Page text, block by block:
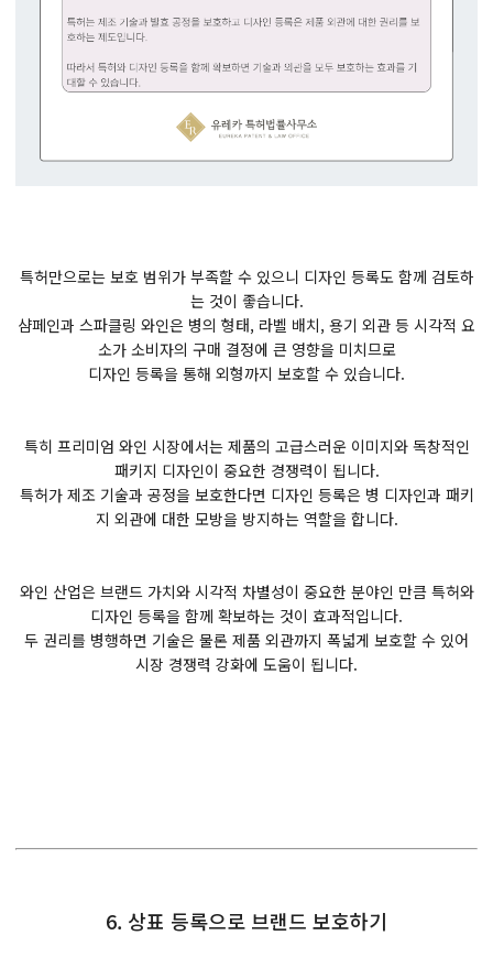
특허만으로는 보호 범위가 부족할 수 있으니 디자인 등록도 함께 검토하
는 것이 좋습니다.
샴페인과 스파클링 와인은 병의 형태, 라벨 배치, 용기 외관 등 시각적 요
소가 소비자의 구매 결정에 큰 영향을 미치므로
디자인 등록을 통해 외형까지 보호할 수 있습니다.
특히 프리미엄 와인 시장에서는 제품의 고급스러운 이미지와 독창적인
패키지 디자인이 중요한 경쟁력이 됩니다.
특허가 제조 기술과 공정을 보호한다면 디자인 등록은 병 디자인과 패키
지 외관에 대한 모방을 방지하는 역할을 합니다.
와인 산업은 브랜드 가치와 시각적 차별성이 중요한 분야인 만큼 특허와
디자인 등록을 함께 확보하는 것이 효과적입니다.
두 권리를 병행하면 기술은 물론 제품 외관까지 폭넓게 보호할 수 있어
시장 경쟁력 강화에 도움이 됩니다.
6. 상표 등록으로 브랜드 보호하기